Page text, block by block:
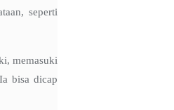
seperti
memasuki
bisa dicap